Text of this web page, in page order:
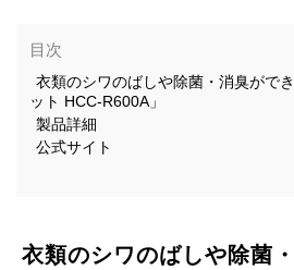
目次
衣類のシワのばしや除菌・消臭がで
ット HCC-R600A」
製品詳細
公式サイト
衣類のシワのばしや除菌